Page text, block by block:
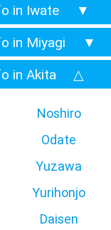
in Iwate
▼
in Miyagi
▼
in Akita
△
Noshiro
Odate
Yuzawa
Yurihonjo
Daisen